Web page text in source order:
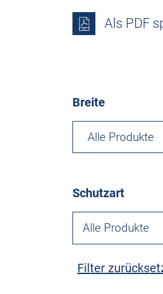
Als PDF
Breite
Schutzart
Alle Produkte
Filter